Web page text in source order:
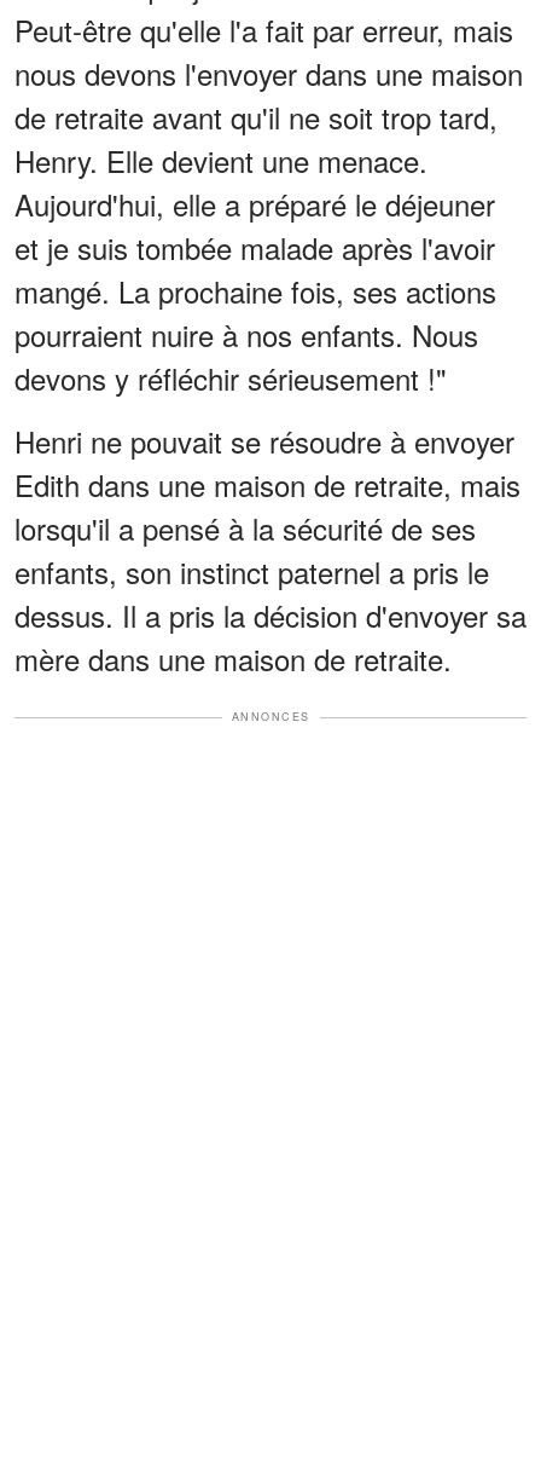
Peut-être qu'elle l'a fait par erreur, mais
nous devons l'envoyer dans une maison
de retraite avant qu'il ne soit trop tard,
Henry. Elle devient une menace.
Aujourd'hui, elle a préparé le déjeuner
et je suis tombée malade après l'avoir
mangé. La prochaine fois, ses actions
pourraient nuire à nos enfants. Nous
devons y réfléchir sérieusement !"
Henri ne pouvait se résoudre à envoyer
Edith dans une maison de retraite, mais
lorsqu'il a pensé à la sécurité de ses
enfants, son instinct paternel a pris le
dessus. Il a pris la décision d'envoyer sa
mère dans une maison de retraite.
ANNONCES